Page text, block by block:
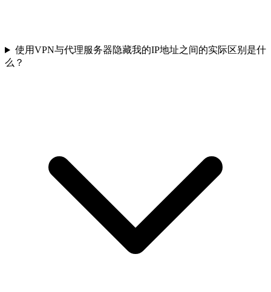
使用VPN与代理服务器隐藏我的IP地址之间的实际区别是什
么？